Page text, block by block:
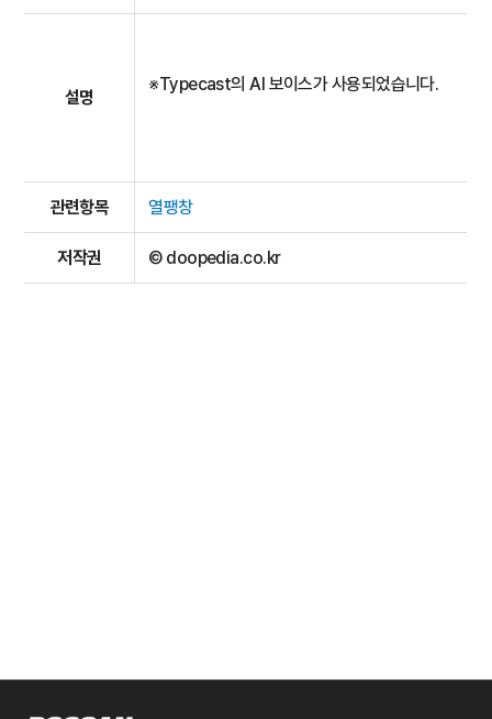
설명
※Typecast의 AI 보이스가 사용되었습니다.
관련항목 열팽창
저작권 © doopedia.co.kr